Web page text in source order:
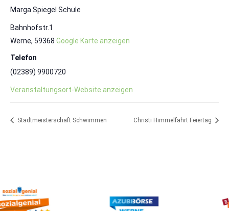
Marga Spiegel Schule
Bahnhofstr.1
Werne, 59368 Google Karte anzeigen
Telefon
(02389) 9900720
Veranstaltungsort-Website anzeigen
Stadtmeisterschaft Schwimmen Christi Himmelfahrt Feiertag